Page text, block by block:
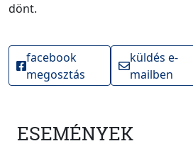
dönt.
facebook
megosztás
küldés e-
mailben
ESEMÉNYEK